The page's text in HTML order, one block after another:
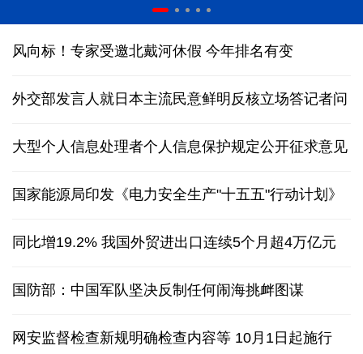
风向标！专家受邀北戴河休假 今年排名有变
外交部发言人就日本主流民意鲜明反核立场答记者问
大型个人信息处理者个人信息保护规定公开征求意见
国家能源局印发《电力安全生产"十五五"行动计划》
同比增19.2% 我国外贸进出口连续5个月超4万亿元
国防部：中国军队坚决反制任何闹海挑衅图谋
网安监督检查新规明确检查内容等 10月1日起施行